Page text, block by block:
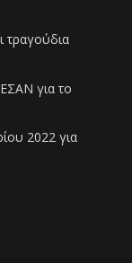
τραγούδια
για το
2022 για